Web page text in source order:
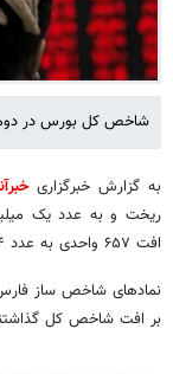
شاخص کل بورس در دومین روز
به گزارش خبرگزاری
افت ۶۵۷ واحدی به عدد ۳۲۴ هزار و ۴۳۱ واحد رسید.
نمادهای شاخص ساز فارس،
بر افت شاخص کل